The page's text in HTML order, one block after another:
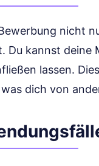
nicht
Du kannst
lassen.
dich von